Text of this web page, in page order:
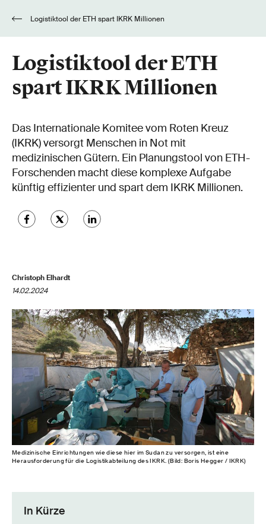
Logistiktool der ETH spart IKRK Millionen
Logistiktool der ETH
spart IKRK Millionen
Das Internationale Komitee vom Roten Kreuz
(IKRK) versorgt Menschen in Not mit
medizinischen Gütern. Ein Planungstool von ETH-
Forschenden macht diese komplexe Aufgabe
künftig effizienter und spart dem IKRK Millionen.
Christoph Elhardt
14.02.2024
Medizinische Einrichtungen wie diese hier im Sudan zu versorgen, ist eine
Herausforderung für die Logistikabteilung des IKRK. (Bild: Boris Hegger / IKRK)
In Kürze